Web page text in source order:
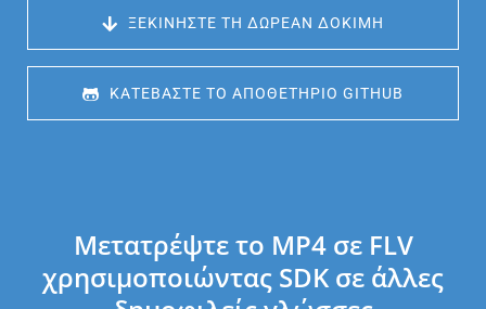
ΞΕΚΙΝΉΣΤΕ ΤΗ ΔΩΡΕΆΝ ΔΟΚΙΜΉ
ΚΑΤΕΒΆΣΤΕ ΤΟ ΑΠΟΘΕΤΉΡΙΟ GITHUB
Μετατρέψτε το MP4 σε FLV
χρησιμοποιώντας SDK σε άλλες